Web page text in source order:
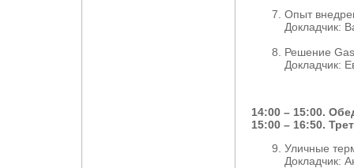
Опыт
Докладчик:
Решение
Докладчик:
14:00 – 15:00.
15:00 – 16:50.
Уличные
Докладчик: